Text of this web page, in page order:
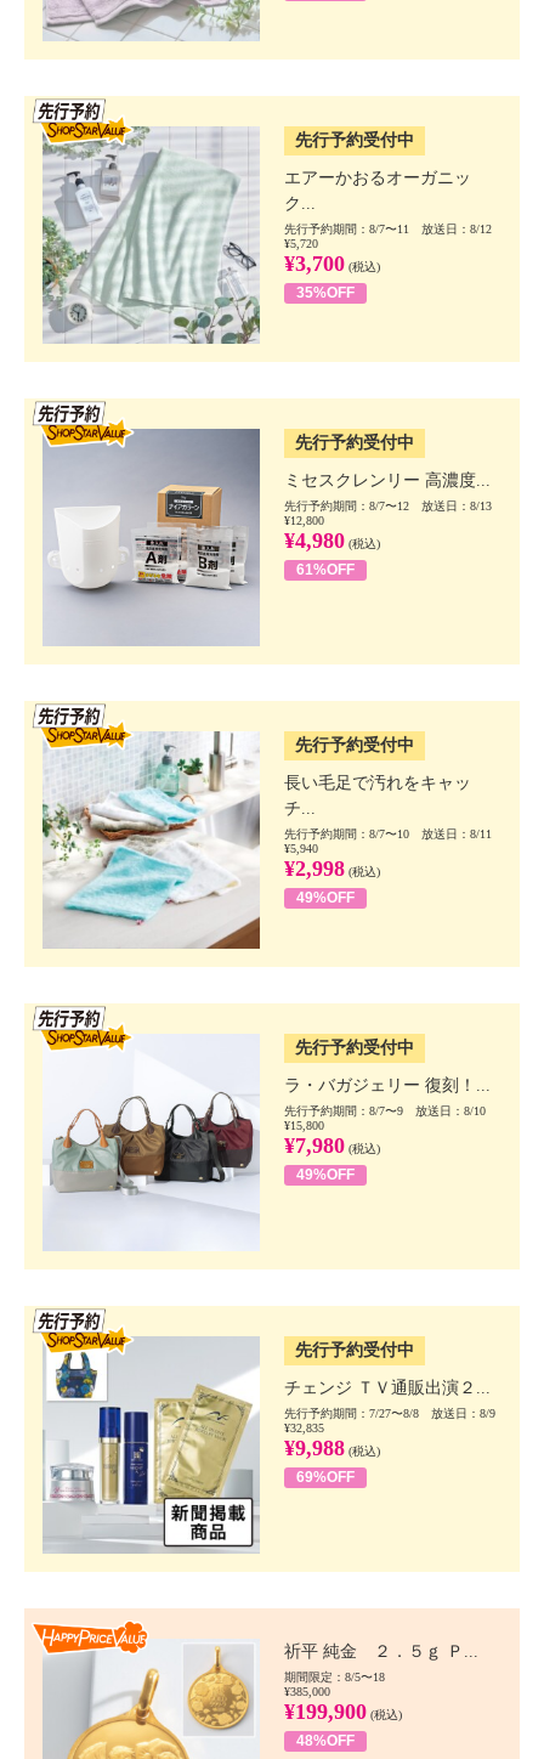
先行予約受付中
エアーかおるオーガニッ
ク...
先行予約期間：8/7〜11 放送日：8/12
¥5,720
¥3,700 (税込)
35%OFF
先行予約受付中
ミセスクレンリー 高濃度...
先行予約期間：8/7〜12 放送日：8/13
¥12,800
¥4,980 (税込)
61%OFF
先行予約受付中
長い毛足で汚れをキャッ
チ...
先行予約期間：8/7〜10 放送日：8/11
¥5,940
¥2,998 (税込)
49%OFF
先行予約受付中
ラ・バガジェリー 復刻！...
先行予約期間：8/7〜9 放送日：8/10
¥15,800
¥7,980 (税込)
49%OFF
先行予約受付中
チェンジ ＴＶ通販出演２...
先行予約期間：7/27〜8/8 放送日：8/9
¥32,835
¥9,988 (税込)
69%OFF
祈平 純金 ２．５ｇ Ｐ...
期間限定：8/5〜18
¥385,000
¥199,900 (税込)
48%OFF